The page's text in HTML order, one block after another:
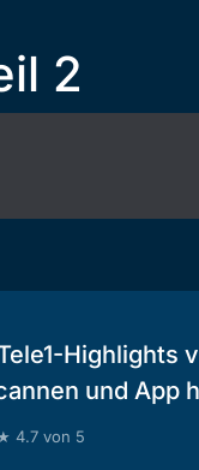
2
Highlights
und App
4.7 von 5